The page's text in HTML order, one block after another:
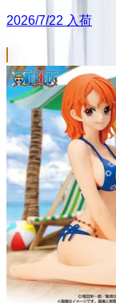
2026/7/22 入荷